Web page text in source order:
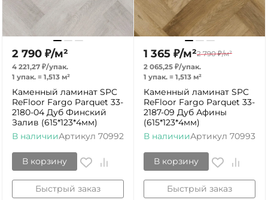
2 790 ₽/м²
4 221,27 ₽/упак.
1 упак. = 1,513 м²
Каменный ламинат SPC
ReFloor Fargo Parquet 33-
2180-04 Дуб Финский
Залив (615*123*4мм)
В наличииАртикул 70992
В корзину
Быстрый заказ
1 365 ₽/м²2 790 ₽/м²
2 065,25 ₽/упак.
1 упак. = 1,513 м²
Каменный ламинат SPC
ReFloor Fargo Parquet 33-
2187-09 Дуб Афины
(615*123*4мм)
В наличииАртикул 70993
В корзину
Быстрый заказ